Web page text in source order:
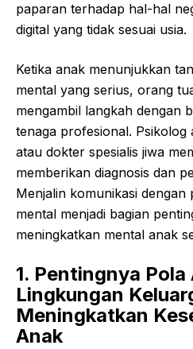
paparan terhadap hal-hal
digital yang tidak sesuai usia.
Ketika anak menunjukkan
mental yang serius, orang
mengambil langkah dengan
tenaga profesional.
atau dokter spesialis jiwa
memberikan diagnosis dan
Menjalin komunikasi
mental menjadi bagian
meningkatkan mental anak
1. Pentingnya Pola
Lingkungan
Meningkatkan
Anak